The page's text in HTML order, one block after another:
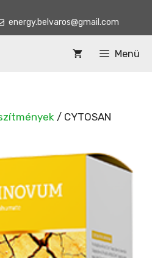
energy.belvaros@gmail.com
Menü
/ CYTOSAN